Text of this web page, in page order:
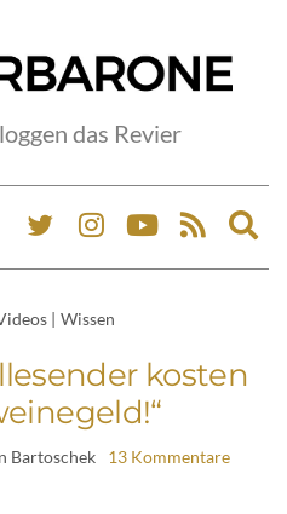
das Revier
| Wissen
kosten
Bartoschek 13 Kommentare